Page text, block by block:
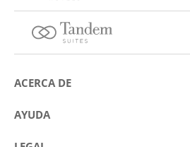
ACERCA DE
Sobre Eurostars Hotel Company
AYUDA
Contactar